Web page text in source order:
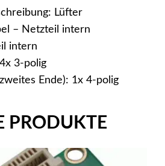
Lüfter
– Netzteil intern
intern
3-polig
Ende): 1x 4-polig
PRODUKTE